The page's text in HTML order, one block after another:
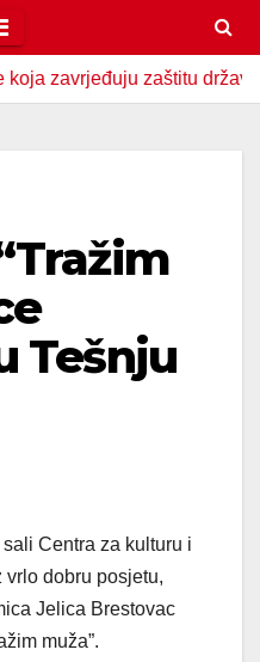
zaštitu države U
Tešnju
Centra za kulturu i
vrlo dobru posjetu,
Jelica Brestovac
muža”.